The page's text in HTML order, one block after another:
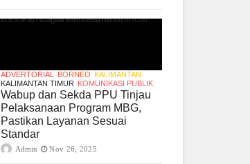
ADVERTORIAL BORNEO KALIMANTAN
KALIMANTAN TIMUR KOMUNIKASI PUBLIK
Wabup dan Sekda PPU Tinjau
Pelaksanaan Program MBG,
Pastikan Layanan Sesuai
Standar
Admin Nov 26, 2025